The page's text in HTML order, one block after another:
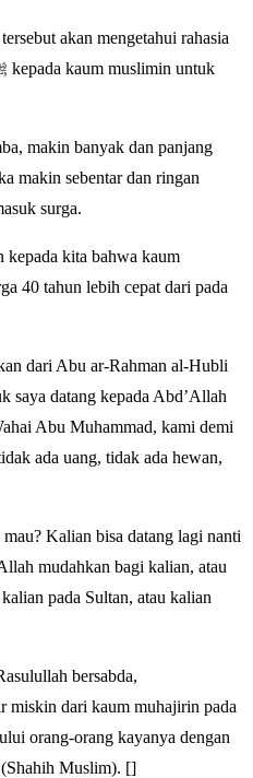
akan mengetahui rahasia
makin banyak dan panjang
makin sebentar dan ringan
surga.
40 tahun lebih cepat dari pada
dari Abu ar-Rahman al-Hubli
saya datang kepada Abd’Allah
Abu Muhammad, kami demi
ada uang, tidak ada hewan,
Kalian bisa datang lagi nanti
mudahkan bagi kalian, atau
pada Sultan, atau kalian
bersabda,
miskin dari kaum muhajirin pada
orang-orang kayanya dengan
Muslim). []